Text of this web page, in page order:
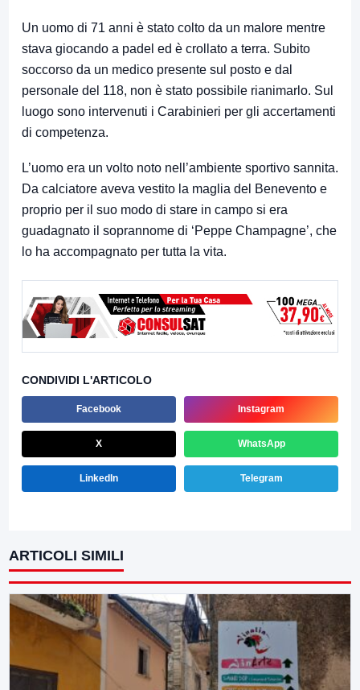
Un uomo di 71 anni è stato colto da un malore mentre
stava giocando a padel ed è crollato a terra. Subito
soccorso da un medico presente sul posto e dal
personale del 118, non è stato possibile rianimarlo. Sul
luogo sono intervenuti i Carabinieri per gli accertamenti
di competenza.
L’uomo era un volto noto nell’ambiente sportivo sannita.
Da calciatore aveva vestito la maglia del Benevento e
proprio per il suo modo di stare in campo si era
guadagnato il soprannome di ‘Peppe Champagne’, che
lo ha accompagnato per tutta la vita.
CONDIVIDI L'ARTICOLO
Facebook Instagram
X WhatsApp
LinkedIn Telegram
ARTICOLI SIMILI